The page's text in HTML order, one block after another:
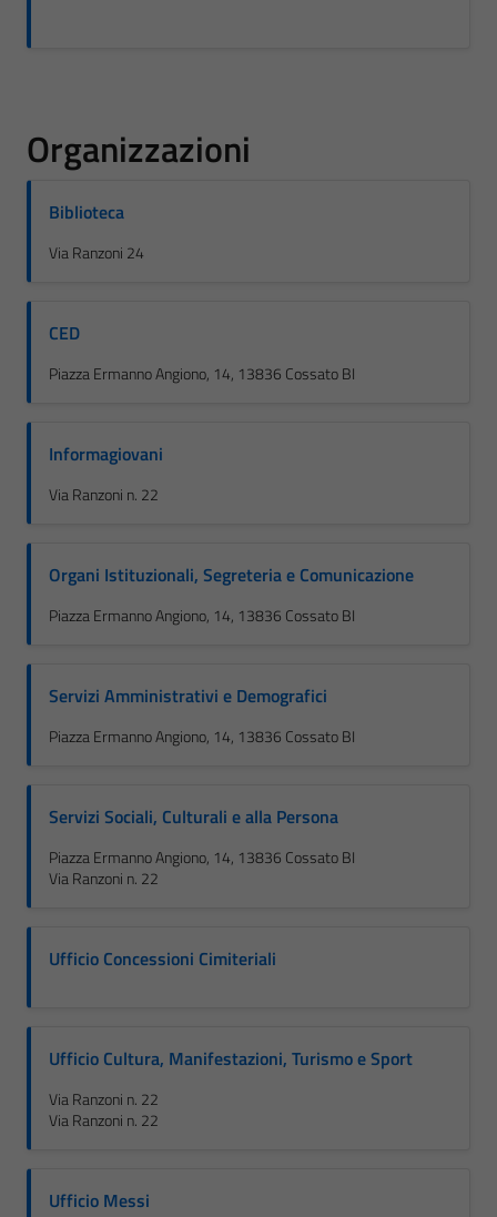
Organizzazioni
Biblioteca
Via Ranzoni 24
CED
Piazza Ermanno Angiono, 14, 13836 Cossato BI
Informagiovani
Via Ranzoni n. 22
Organi Istituzionali, Segreteria e Comunicazione
Piazza Ermanno Angiono, 14, 13836 Cossato BI
Servizi Amministrativi e Demografici
Piazza Ermanno Angiono, 14, 13836 Cossato BI
Servizi Sociali, Culturali e alla Persona
Piazza Ermanno Angiono, 14, 13836 Cossato BI
Via Ranzoni n. 22
Ufficio Concessioni Cimiteriali
Ufficio Cultura, Manifestazioni, Turismo e Sport
Via Ranzoni n. 22
Via Ranzoni n. 22
Ufficio Messi